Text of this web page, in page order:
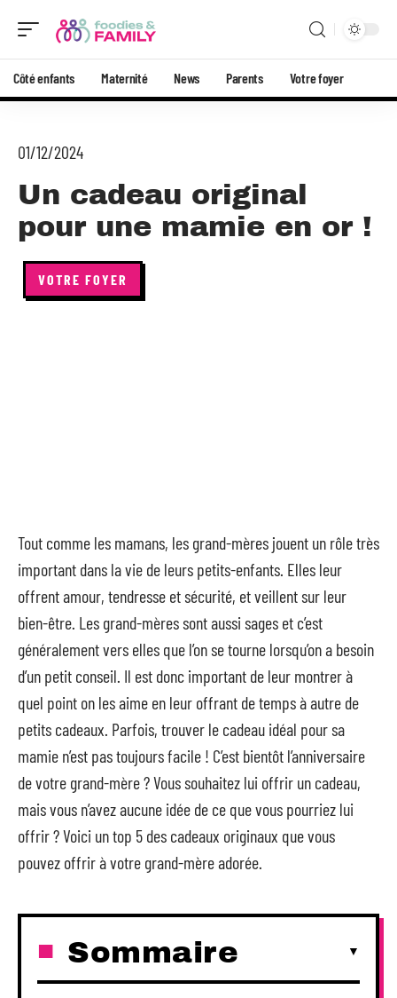
Côté enfants Maternité News Parents Votre foyer
01/12/2024
Un cadeau original
pour une mamie en or !
VOTRE FOYER
Tout comme les mamans, les grand-mères jouent un rôle très
important dans la vie de leurs petits-enfants. Elles leur
offrent amour, tendresse et sécurité, et veillent sur leur
bien-être. Les grand-mères sont aussi sages et c’est
généralement vers elles que l’on se tourne lorsqu’on a besoin
d’un petit conseil. Il est donc important de leur montrer à
quel point on les aime en leur offrant de temps à autre de
petits cadeaux. Parfois, trouver le cadeau idéal pour sa
mamie n’est pas toujours facile ! C’est bientôt l’anniversaire
de votre grand-mère ? Vous souhaitez lui offrir un cadeau,
mais vous n’avez aucune idée de ce que vous pourriez lui
offrir ? Voici un top 5 des cadeaux originaux que vous
pouvez offrir à votre grand-mère adorée.
Sommaire